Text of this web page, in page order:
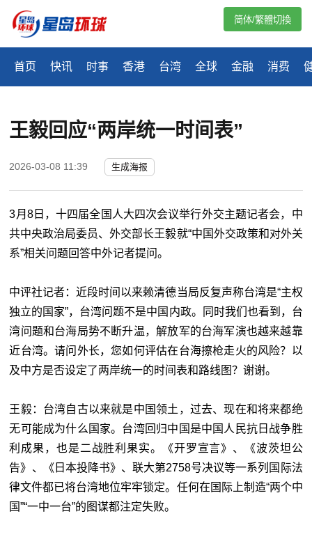
首页 快讯 时事 香港 台湾 全球 金融 消费
简体/繁體切換
王毅回应“两岸统一时间表”
2026-03-08 11:39 生成海报
3月8日，十四届全国人大四次会议举行外交主题记者会，中
共中央政治局委员、外交部长王毅就“中国外交政策和对外关
系”相关问题回答中外记者提问。
中评社记者：近段时间以来赖清德当局反复声称台湾是“主权
独立的国家”，台湾问题不是中国内政。同时我们也看到，台
湾问题和台海局势不断升温，解放军的台海军演也越来越靠
近台湾。请问外长，您如何评估在台海擦枪走火的风险？以
及中方是否设定了两岸统一的时间表和路线图？谢谢。
王毅：台湾自古以来就是中国领土，过去、现在和将来都绝
无可能成为什么国家。台湾回归中国是中国人民抗日战争胜
利成果，也是二战胜利果实。《开罗宣言》、《波茨坦公
告》、《日本投降书》、联大第2758号决议等一系列国际法
律文件都已将台湾地位牢牢锁定。任何在国际上制造“两个中
国”“一中一台”的图谋都注定失败。